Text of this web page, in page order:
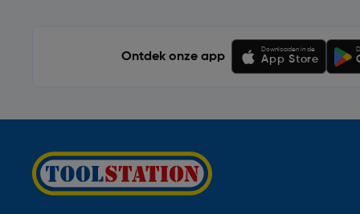
Ontdek onze app
Downloaden in de
App Store